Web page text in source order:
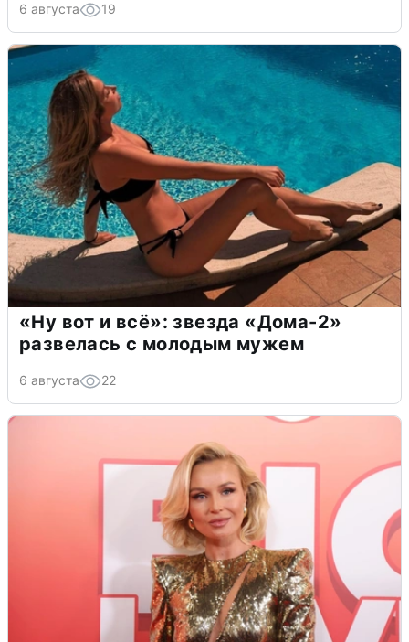
6 августа 19
«Ну вот и всё»: звезда «Дома-2»
развелась с молодым мужем
6 августа 22